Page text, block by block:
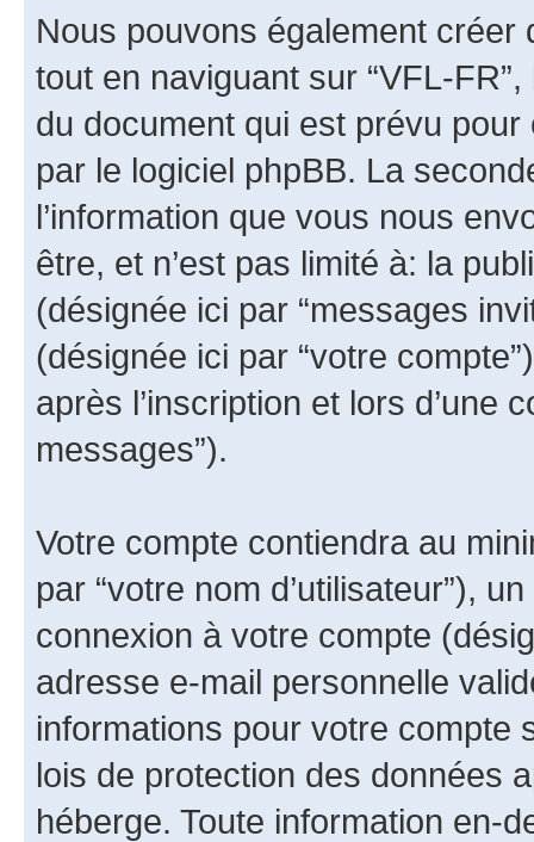
Nous pouvons également
tout en naviguant sur “VFL-
du document qui est prévu
par le logiciel phpBB. La
l’information que vous nous
être, et n’est pas limité à: la
(désignée ici par “messages
(désignée ici par “votre
après l’inscription et lors d’une
messages”).
Votre compte contiendra au
par “votre nom d’utilisateur”),
connexion à votre compte
adresse e-mail personnelle
informations pour votre compte
lois de protection des données
héberge. Toute information en-